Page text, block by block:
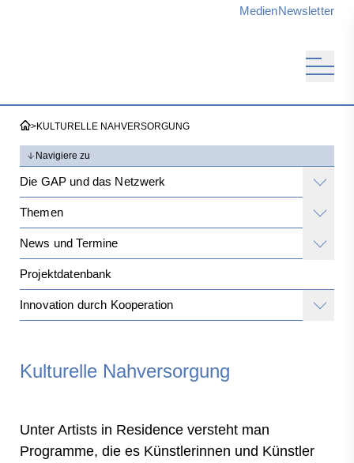
MedienNewsletter
>KULTURELLE NAHVERSORGUNG
Navigiere zu
Die GAP und das Netzwerk
Themen
News und Termine
Projektdatenbank
Innovation durch Kooperation
Kulturelle Nahversorgung
Unter Artists in Residence versteht man
Programme, die es Künstlerinnen und Künstler